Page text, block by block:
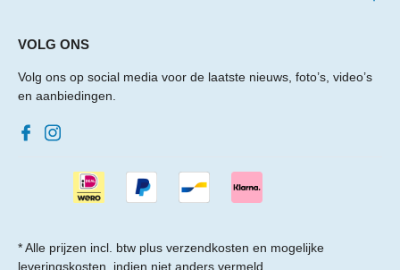
VOLG ONS
Volg ons op social media voor de laatste nieuws, foto’s, video’s
en aanbiedingen.
* Alle prijzen incl. btw plus verzendkosten en mogelijke
leveringskosten, indien niet anders vermeld.